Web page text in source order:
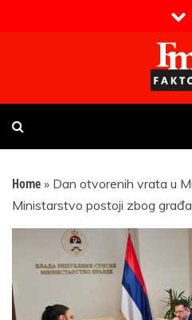
Faktor magazin
Uvijek presudan
Home » Dan otvorenih vrata u
Ministarstvo postoji zbog